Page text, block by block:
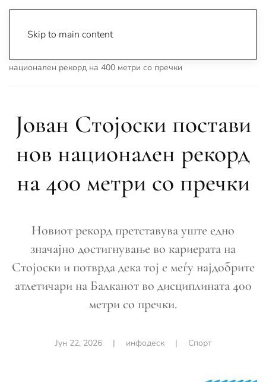
Skip to main content
национален рекорд на 400 метри со пречки
Јован Стојоски постави
нов национален рекорд
на 400 метри со пречки
Новиот рекорд претставува уште едно
значајно достигнување во кариерата на
Стојоски и потврда дека тој е меѓу најдобрите
атлетичари на Балканот во дисциплината 400
метри со пречки.
Јун 22, 2026| инфодеск| Спорт